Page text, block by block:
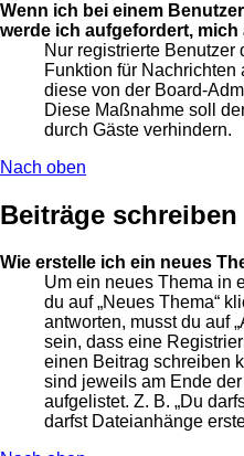
Wenn ich bei einem
werde ich aufgefordert, mich
Nur registrierte Benutzer
Funktion für
diese von der Board-
Diese Maßnahme soll
durch Gäste verhindern.
Nach oben
Beiträge schreiben
Wie erstelle ich ein neues
Um ein neues Thema in
du auf „Neues Thema“
antworten, musst du auf
sein, dass eine
einen Beitrag schreiben
sind jeweils am Ende
aufgelistet. Z. B. „Du
darfst Dateianhänge